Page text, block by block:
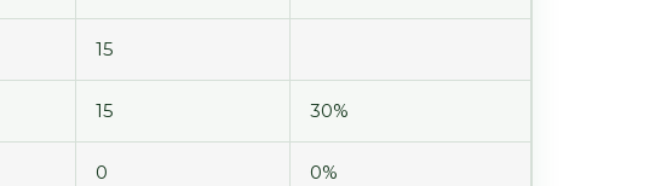
15
15 30%
0 0%